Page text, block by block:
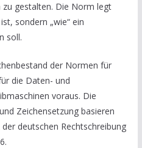
gestalten. Die Norm legt
sondern „wie“ ein
soll.
der Normen für
die Daten- und
voraus. Die
Zeichensetzung basieren
deutschen Rechtschreibung